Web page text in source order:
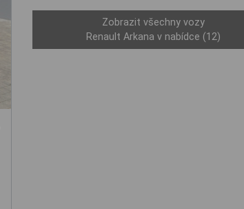
Zobrazit všechny vozy
Renault Arkana v nabídce (12)